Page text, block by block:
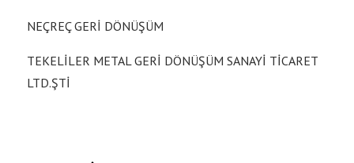
NEÇREÇ GERİ DÖNÜŞÜM
TEKELİLER METAL GERİ DÖNÜŞÜM SANAYİ TİCARET
LTD.ŞTİ